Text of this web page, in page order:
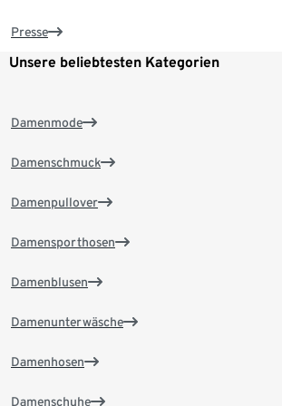
Presse
Unsere beliebtesten Kategorien
Damenmode
Damenschmuck
Damenpullover
Damensporthosen
Damenblusen
Damenunterwäsche
Damenhosen
Damenschuhe